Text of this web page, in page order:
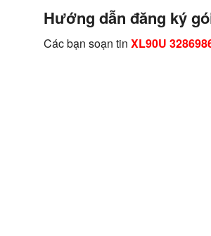
Hướng dẫn đăng ký
Các bạn soạn tin XL90U